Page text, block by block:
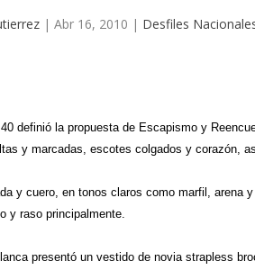
|Abr 16, 2010 | Desfiles
definió la propuesta de Escapismo y
y marcadas, escotes colgados y corazón,
y cuero, en tonos claros como marfil, arena
y raso principalmente.
presentó un vestido de novia strapless